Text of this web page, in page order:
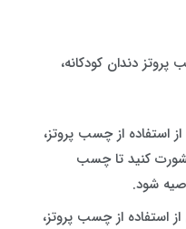
دندان کودکانه،
استفاده از چسب پروتز،
کنید تا چسب
شود.
استفاده از چسب پروتز،